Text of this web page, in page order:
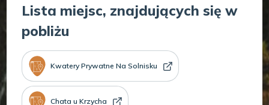
Lista miejsc, znajdujących się w
pobliżu
Kwatery Prywatne Na Solnisku
Chata u Krzycha